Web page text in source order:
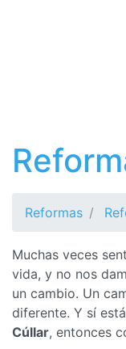
Reformas
Muchas veces
vida, y no nos
un cambio. Un
diferente. Y sí
Cúllar, entonces